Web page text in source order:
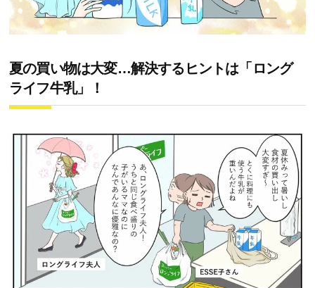
夏の買い物は大変…解決するヒントは「ロング
ライフ牛乳」！